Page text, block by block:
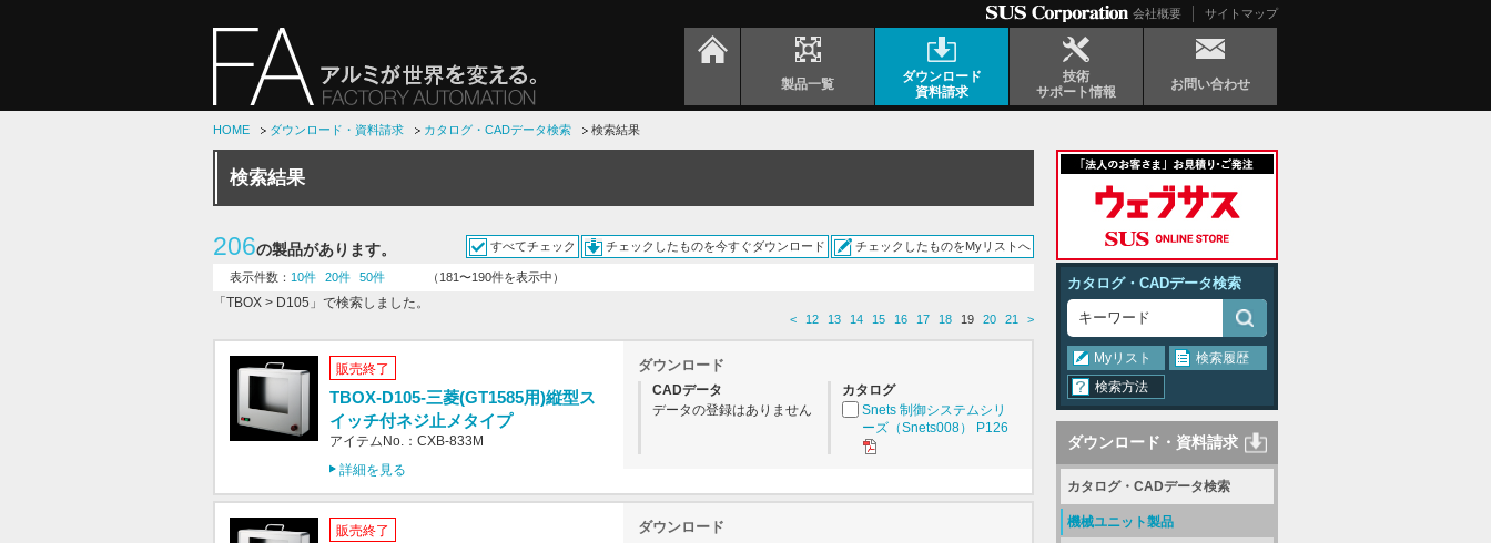
会社概要 サイトマップ
製品一覧
ダウンロード
資料請求
技術
サポート情報
お問い合わせ
HOME ダウンロード・資料請求 カタログ・CADデータ検索 検索結果
検索結果
206の製品があります。 すべてチェック チェックしたものを今すぐダウンロード チェックしたものをMyリストへ
表示件数： 10件 20件 50件 （181〜190件を表示中）
「TBOX > D105」で検索しました。
< 12 13 14 15 16 17 18 19 20 21 >
販売終了
TBOX-D105-三菱(GT1585用)縦型ス
イッチ付ネジ止メタイプ
アイテムNo.：CXB-833M
詳細を見る
ダウンロード
CADデータ
データの登録はありません
カタログ
Snets 制御システムシリ
ーズ（Snets008） P126
販売終了 ダウンロード
カタログ・CADデータ検索
Myリスト
検索履歴
検索方法
ダウンロード・資料請求
カタログ・CADデータ検索
機械ユニット製品